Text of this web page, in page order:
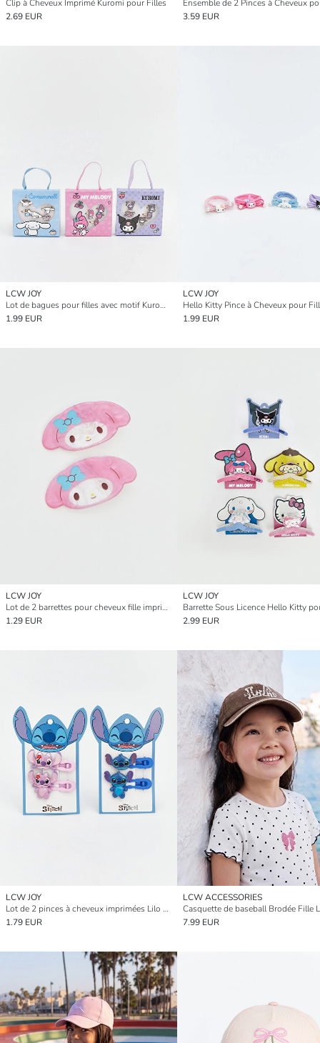
Clip à Cheveux Imprimé Kuromi pour Filles
2.69 EUR
3.59 EUR
LCW JOY
Lot de bagues pour filles avec motif Kuromi - Ensemble de 5
1.99 EUR
LCW JOY
Hello Kitty Pince à Cheveux pour
1.99 EUR
LCW JOY
Lot de 2 barrettes pour cheveux fille imprimées Hello Kitty
1.29 EUR
LCW JOY
Barrette Sous Licence Hello Kitty
2.99 EUR
LCW JOY
Lot de 2 pinces à cheveux imprimées Lilo & Stitch pour fille
1.79 EUR
LCW ACCESSORIES
7.99 EUR